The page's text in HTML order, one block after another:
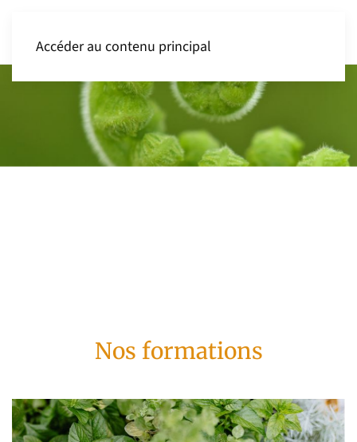
Accéder au contenu principal
Nos formations